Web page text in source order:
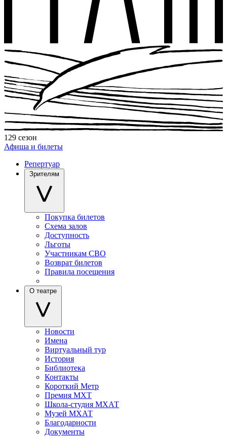
129 сезон
Афиша и билеты
Репертуар
Зрителям
Покупка билетов
Схема залов
Доступность
Льготы
Участникам СВО
Возврат билетов
Правила посещения
О театре
Новости
Имена
Виртуальный тур
История
Библиотека
Контакты
Короткий Метр
Премия МХТ
Школа-студия МХАТ
Музей МХАТ
Благодарности
Документы